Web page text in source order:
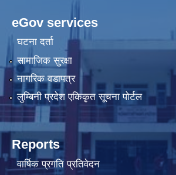
eGov services
घटना दर्ता
सामाजिक सुरक्षा
नागरिक वडापत्र
लुम्बिनी प्रदेश एकिकृत सूचना पोर्टल
Reports
वार्षिक प्रगति प्रतिवेदन